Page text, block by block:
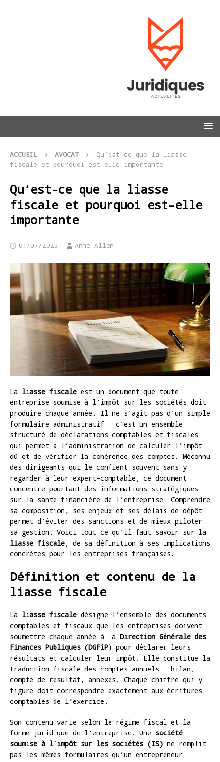
ACCUEIL AVOCAT
Qu’est-ce que la liasse
fiscale et pourquoi est-elle importante
Qu’est-ce que la liasse
fiscale et pourquoi est-elle
importante
01/07/2026 Anne Allen
La liasse fiscale est un document que toute
entreprise soumise à l’impôt sur les sociétés doit
produire chaque année. Il ne s’agit pas d’un simple
formulaire administratif : c’est un ensemble
structuré de déclarations comptables et fiscales
qui permet à l’administration de calculer l’impôt
dû et de vérifier la cohérence des comptes. Méconnu
des dirigeants qui le confient souvent sans y
regarder à leur expert-comptable, ce document
concentre pourtant des informations stratégiques
sur la santé financière de l’entreprise. Comprendre
sa composition, ses enjeux et ses délais de dépôt
permet d’éviter des sanctions et de mieux piloter
sa gestion. Voici tout ce qu’il faut savoir sur la
liasse fiscale, de sa définition à ses implications
concrètes pour les entreprises françaises.
Définition et contenu de la
liasse fiscale
La liasse fiscale désigne l’ensemble des documents
comptables et fiscaux que les entreprises doivent
soumettre chaque année à la Direction Générale des
Finances Publiques (DGFiP) pour déclarer leurs
résultats et calculer leur impôt. Elle constitue la
traduction fiscale des comptes annuels : bilan,
compte de résultat, annexes. Chaque chiffre qui y
figure doit correspondre exactement aux écritures
comptables de l’exercice.
Son contenu varie selon le régime fiscal et la
forme juridique de l’entreprise. Une société
soumise à l’impôt sur les sociétés (IS) ne remplit
pas les mêmes formulaires qu’un entrepreneur